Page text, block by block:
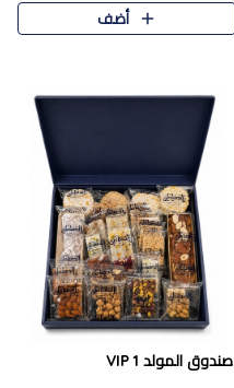
الجزرية بالفول،.. أضف
صندوق المولد VIP 1